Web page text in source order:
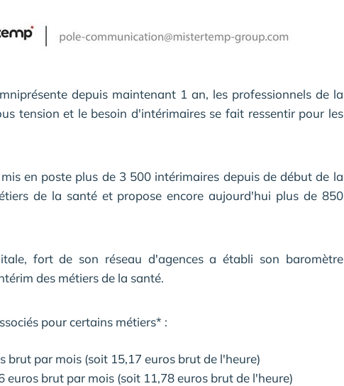
depuis maintenant 1 an, les professionnels de la
tension et le besoin d'intérimaires se fait ressentir pour les
en poste plus de 3 500 intérimaires depuis de début de la
de la santé et propose encore aujourd'hui plus de 850
fort de son réseau d'agences a établi son baromètre
des métiers de la santé.
pour certains métiers* :
brut par mois (soit 15,17 euros brut de l'heure)
euros brut par mois (soit 11,78 euros brut de l'heure)